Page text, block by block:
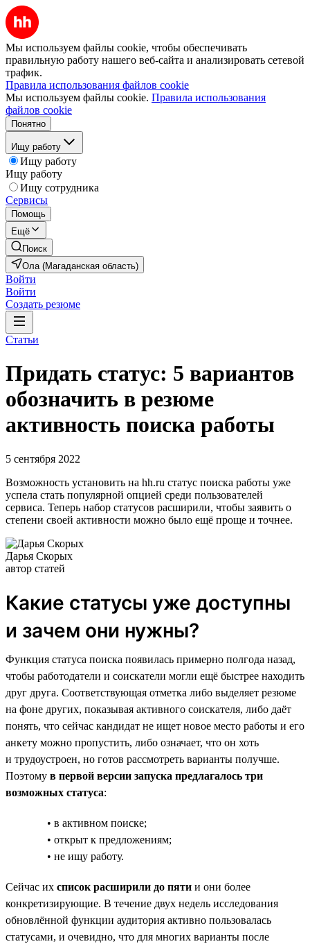
Мы используем файлы cookie, чтобы обеспечивать
правильную работу нашего веб-сайта и анализировать сетевой
трафик.
Правила использования файлов cookie
Мы используем файлы cookie. Правила использования
файлов cookie
Понятно
Ищу работу
Ищу работу
Ищу работу
Ищу сотрудника
Сервисы
Помощь
Ещё
Поиск
Ола (Магаданская область)
Войти
Войти
Создать резюме
Статьи
Придать статус: 5 вариантов
обозначить в резюме
активность поиска работы
5 сентября 2022
Возможность установить на hh.ru статус поиска работы уже
успела стать популярной опцией среди пользователей
сервиса. Теперь набор статусов расширили, чтобы заявить о
степени своей активности можно было ещё проще и точнее.
Дарья Скорых
автор статей
Какие статусы уже доступны
и зачем они нужны?
Функция статуса поиска появилась примерно полгода назад,
чтобы работодатели и соискатели могли ещё быстрее находить
друг друга. Соответствующая отметка либо выделяет резюме
на фоне других, показывая активного соискателя, либо даёт
понять, что сейчас кандидат не ищет новое место работы и его
анкету можно пропустить, либо означает, что он хоть
и трудоустроен, но готов рассмотреть варианты получше.
Поэтому в первой версии запуска предлагалось три
возможных статуса:
• в активном поиске;
• открыт к предложениям;
• не ищу работу.
Сейчас их список расширили до пяти и они более
конкретизирующие. В течение двух недель исследования
обновлённой функции аудитория активно пользовалась
статусами, и очевидно, что для многих варианты после